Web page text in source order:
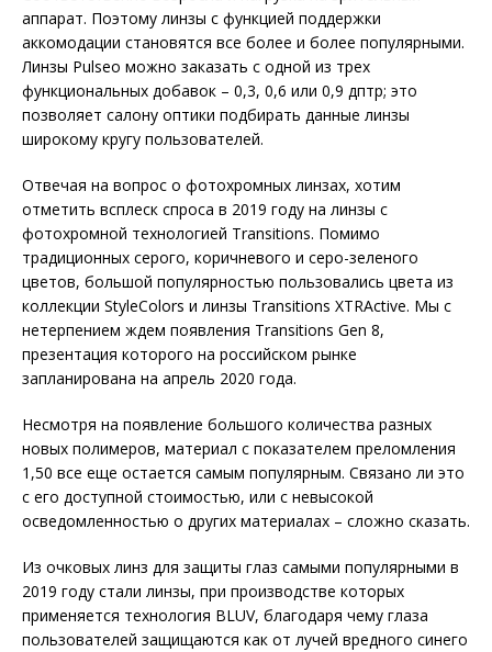
аппарат. Поэтому линзы с функцией поддержки
аккомодации становятся все более и более популярными.
Линзы Pulseo можно заказать с одной из трех
функциональных добавок – 0,3, 0,6 или 0,9 дптр; это
позволяет салону оптики подбирать данные линзы
широкому кругу пользователей.
Отвечая на вопрос о фотохромных линзах, хотим
отметить всплеск спроса в 2019 году на линзы с
фотохромной технологией Transitions. Помимо
традиционных серого, коричневого и серо-зеленого
цветов, большой популярностью пользовались цвета из
коллекции StyleColors и линзы Transitions XTRActive. Мы с
нетерпением ждем появления Transitions Gen 8,
презентация которого на российском рынке
запланирована на апрель 2020 года.
Несмотря на появление большого количества разных
новых полимеров, материал с показателем преломления
1,50 все еще остается самым популярным. Связано ли это
с его доступной стоимостью, или с невысокой
осведомленностью о других материалах – сложно сказать.
Из очковых линз для защиты глаз самыми популярными в
2019 году стали линзы, при производстве которых
применяется технология BLUV, благодаря чему глаза
пользователей защищаются как от лучей вредного синего